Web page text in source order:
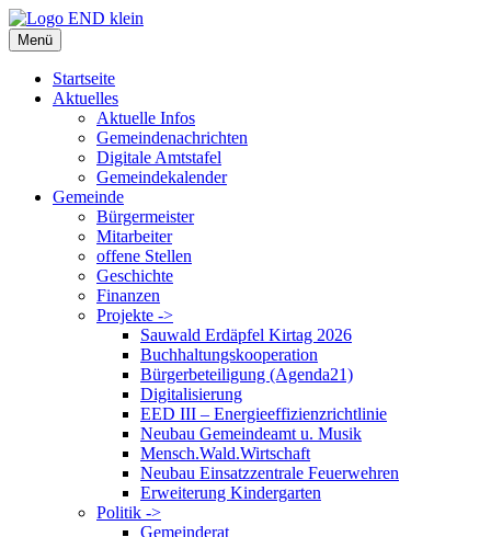
Zum
Inhalt
springen
Menü
Startseite
Aktuelles
Aktuelle Infos
Gemeindenachrichten
Digitale Amtstafel
Gemeindekalender
Gemeinde
Bürgermeister
Mitarbeiter
offene Stellen
Geschichte
Finanzen
Projekte ->
Sauwald Erdäpfel Kirtag 2026
Buchhaltungskooperation
Bürgerbeteiligung (Agenda21)
Digitalisierung
EED III – Energieeffizienzrichtlinie
Neubau Gemeindeamt u. Musik
Mensch.Wald.Wirtschaft
Neubau Einsatzzentrale Feuerwehren
Erweiterung Kindergarten
Politik ->
Gemeinderat